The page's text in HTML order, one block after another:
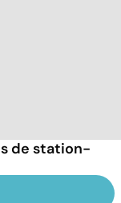
de station-